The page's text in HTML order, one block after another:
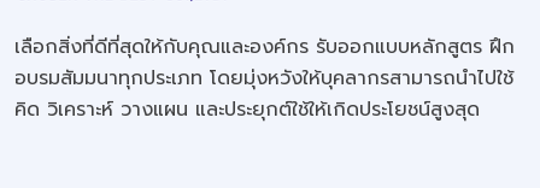
เลือกสิ่งที่ดีที่สุดให้กับคุณและองค์กร รับออกแบบหลักสูตร ฝึก
อบรมสัมมนาทุกประเภท โดยมุ่งหวังให้บุคลากรสามารถนำไปใช้
คิด วิเคราะห์ วางแผน และประยุกต์ใช้ให้เกิดประโยชน์สูงสุด